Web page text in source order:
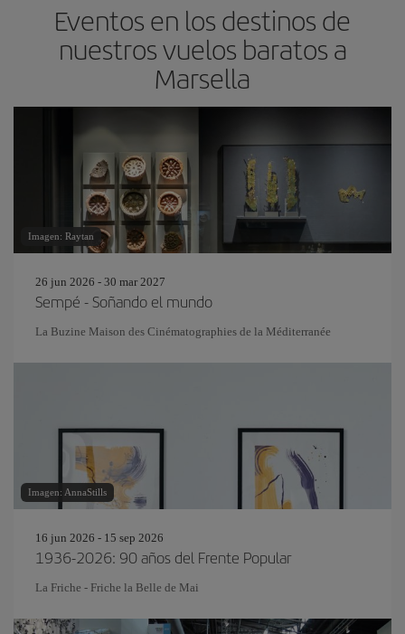
Eventos en los destinos de
nuestros vuelos baratos a
Marsella
Imagen: Raytan
26 jun 2026 - 30 mar 2027
Sempé - Soñando el mundo
La Buzine Maison des Cinématographies de la Méditerranée
Imagen: AnnaStills
16 jun 2026 - 15 sep 2026
1936-2026: 90 años del Frente Popular
La Friche - Friche la Belle de Mai